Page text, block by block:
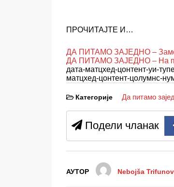
ПРОЧИТАЈТЕ И…
ДА ПИТАМО ЗАЈЕДНО –
ДА ПИТАМО ЗАЈЕДНО – На
дата-матцхед-цонтент-уи-
матцхед-цонтент-цолумнс-
Категорије Да питамо
Подели чланак
АУТОР Nebojša